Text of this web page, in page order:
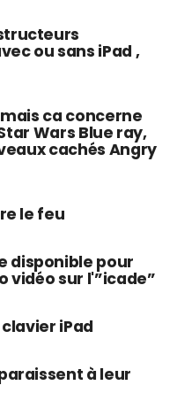
ou sans iPad ,
ca concerne
Wars Blue ray,
cachés Angry
le feu
disponible pour
vidéo sur l'”icade”
iPad
à leur